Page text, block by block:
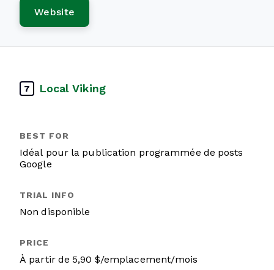
Website
7 Local Viking
Idéal pour la publication programmée de posts
Google
Non disponible
À partir de 5,90 $/emplacement/mois